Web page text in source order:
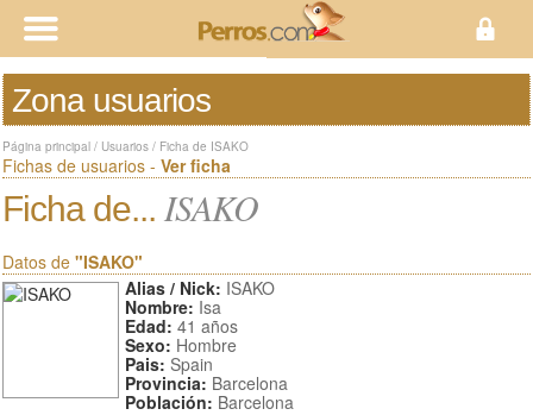
Zona usuarios
Página principal / Usuarios / Ficha de ISAKO
Fichas de usuarios - Ver ficha
Ficha de... ISAKO
Datos de "ISAKO"
Alias / Nick: ISAKO
Nombre: Isa
Edad: 41 años
Sexo: Hombre
Pais: Spain
Provincia: Barcelona
Población: Barcelona